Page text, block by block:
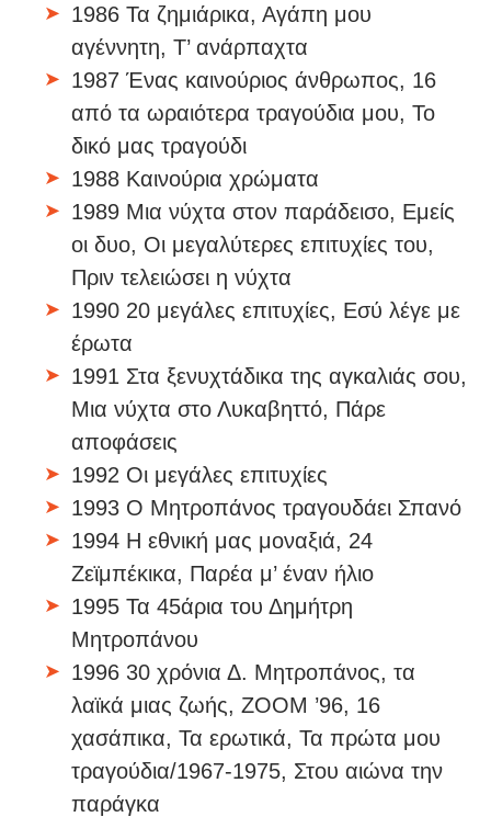
1986 Τα ζημιάρικα, Αγάπη μου
αγέννητη, Τ’ ανάρπαχτα
1987 Ένας καινούριος άνθρωπος, 16
από τα ωραιότερα τραγούδια μου, Το
δικό μας τραγούδι
1988 Καινούρια χρώματα
1989 Μια νύχτα στον παράδεισο, Εμείς
οι δυο, Οι μεγαλύτερες επιτυχίες του,
Πριν τελειώσει η νύχτα
1990 20 μεγάλες επιτυχίες, Εσύ λέγε με
έρωτα
1991 Στα ξενυχτάδικα της αγκαλιάς σου,
Μια νύχτα στο Λυκαβηττό, Πάρε
αποφάσεις
1992 Οι μεγάλες επιτυχίες
1993 Ο Μητροπάνος τραγουδάει Σπανό
1994 Η εθνική μας μοναξιά, 24
Ζεϊμπέκικα, Παρέα μ’ έναν ήλιο
1995 Τα 45άρια του Δημήτρη
Μητροπάνου
1996 30 χρόνια Δ. Μητροπάνος, τα
λαϊκά μιας ζωής, ΖΟΟΜ ’96, 16
χασάπικα, Τα ερωτικά, Τα πρώτα μου
τραγούδια/1967-1975, Στου αιώνα την
παράγκα